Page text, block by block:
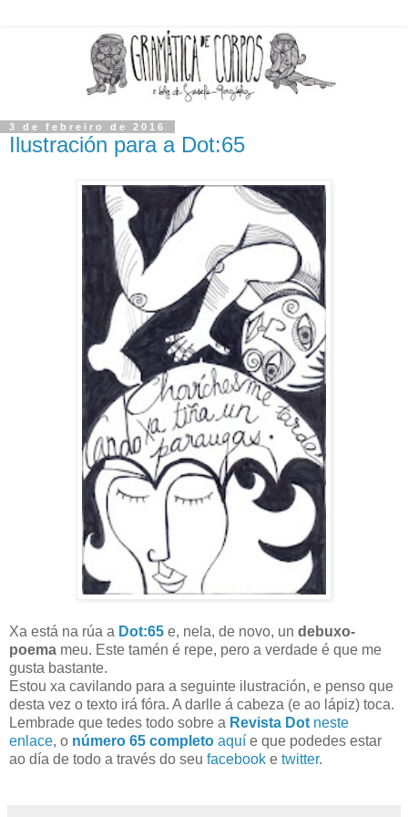
3 de febreiro de 2016
Ilustración para a Dot:65
Xa está na rúa a Dot:65 e, nela, de novo, un debuxo-
poema meu. Este tamén é repe, pero a verdade é que me
gusta bastante.
Estou xa cavilando para a seguinte ilustración, e penso que
desta vez o texto irá fóra. A darlle á cabeza (e ao lápiz) toca.
Lembrade que tedes todo sobre a Revista Dot neste
enlace, o número 65 completo aquí e que podedes estar
ao día de todo a través do seu facebook e twitter.